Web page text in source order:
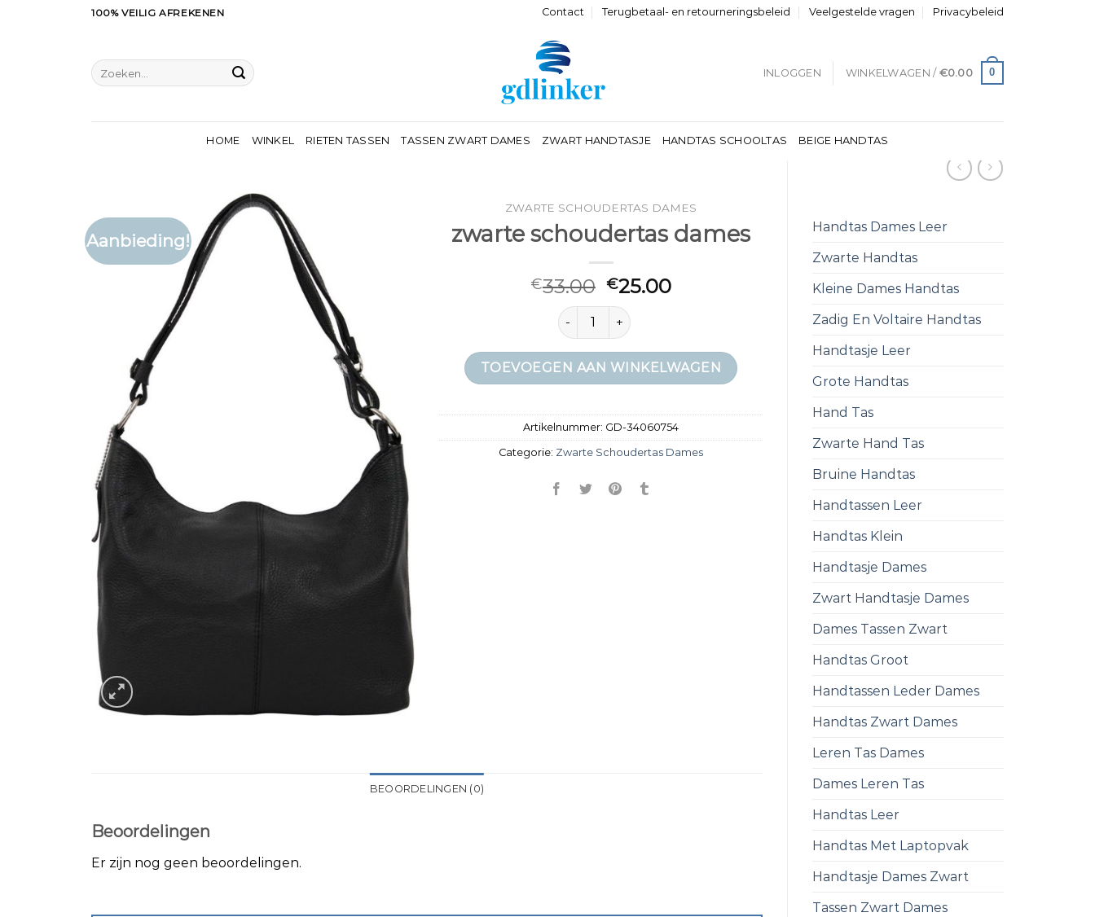
100% VEILIG AFREKENEN Contact Terugbetaal- en retourneringsbeleid Veelgestelde vragen Privacybeleid
Zoeken
naar:
INLOGGEN WINKELWAGEN / €0.00 0
HOME WINKEL RIETEN TASSEN TASSEN ZWART DAMES ZWART HANDTASJE HANDTAS SCHOOLTAS BEIGE HANDTAS
Handtas Dames Leer
Zwarte Handtas
Kleine Dames Handtas
Zadig En Voltaire Handtas
Handtasje Leer
Grote Handtas
Hand Tas
Zwarte Hand Tas
Bruine Handtas
Handtassen Leer
Handtas Klein
Handtasje Dames
Zwart Handtasje Dames
Dames Tassen Zwart
Handtas Groot
Handtassen Leder Dames
Handtas Zwart Dames
Leren Tas Dames
Dames Leren Tas
Handtas Leer
Handtas Met Laptopvak
Handtasje Dames Zwart
Tassen Zwart Dames
Aanbieding!
ZWARTE SCHOUDERTAS DAMES
zwarte schoudertas dames
€33.00 €25.00
zwarte schoudertas dames aantal
TOEVOEGEN AAN WINKELWAGEN
Artikelnummer: GD-34060754
Categorie: Zwarte Schoudertas Dames
BEOORDELINGEN (0)
Beoordelingen
Er zijn nog geen beoordelingen.